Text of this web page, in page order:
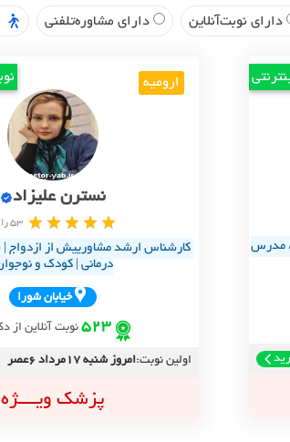
دارای نوبت‌آنلاین دارای مشاوره‌تلفنی
مدرس
ارومیه
نسترن علیزاد
53 رای
کارشناس ارشد مشاورپیش از
درمانی | کودک و
خيابان شورا
523 نوبت آنلاین از
اولین نوبت:امروز شنبه 17مرداد 6عصر
پزشک ویــــژه